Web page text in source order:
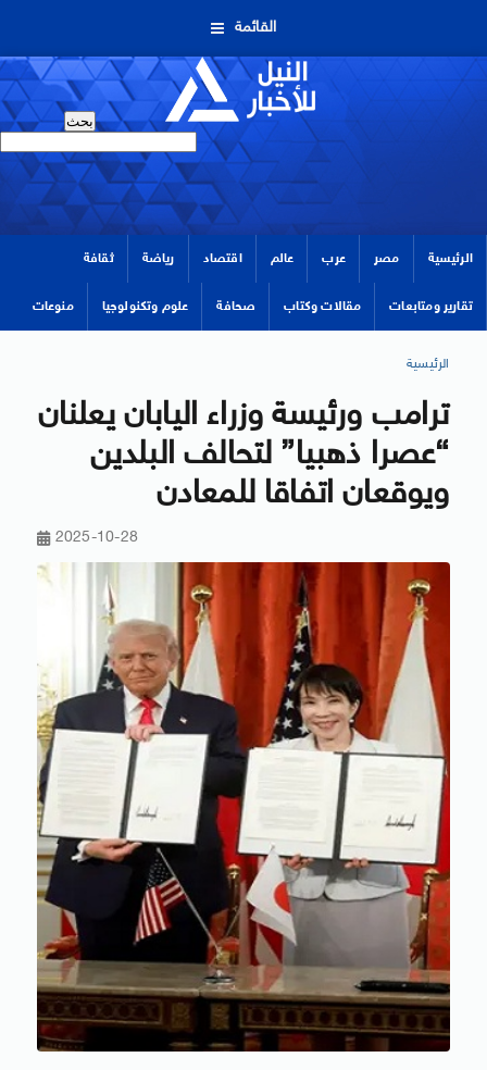
القائمة
الرئيسية مصر عرب عالم اقتصاد رياضة ثقافة
تقارير ومتابعات مقالات وكتاب صحافة علوم وتكنولوجيا منوعات
الرئيسية
ترامب ورئيسة وزراء اليابان يعلنان
“عصرا ذهبيا” لتحالف البلدين
ويوقعان اتفاقا للمعادن
2025-10-28